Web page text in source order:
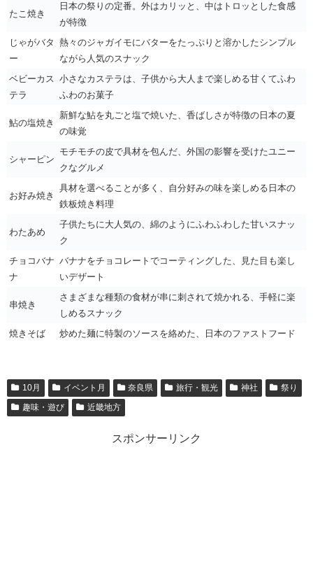
たこ焼き
日本の祭りの定番。外はカリッと、中はトロッとした食感
が特徴
じゃがバタ
ー
熱々のジャガイモにバターをたっぷりと溶かしたシンプル
ながら人気のスナック
ベビーカス
テラ
小さなカステラは、子供から大人まで楽しめる甘くてふわ
ふわのお菓子
鮎の塩焼き
新鮮な鮎を丸ごと塩で焼いた、香ばしさが特徴の日本の夏
の味覚
シャーピン
モチモチの皮で具材を包んだ、外国の影響を受けたユニー
クなグルメ
お好み焼き
具材を選べることが多く、自分好みの味を楽しめる日本の
鉄板焼き料理
わたあめ
子供たちに大人気の、綿のようにふわふわした甘いスナッ
ク
チョコバナ
ナ
バナナをチョコレートでコーティングした、見た目も楽し
いデザート
串焼き
さまざまな種類の食材が串に刺されて焼かれる、手軽に楽
しめるスナック
焼きそば
炒めた麺に特製のソースを絡めた、日本のファストフード
10月 イベント月 奈良県 旅行・観光 神社
祭り
趣味・遊び
近畿地方
スポンサーリンク